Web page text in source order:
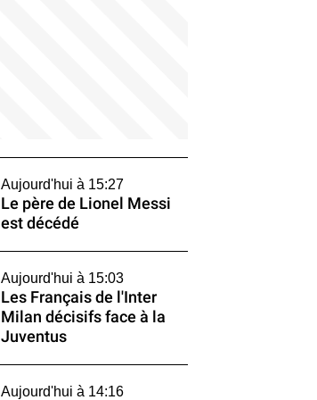
Aujourd'hui à 15:27
Le père de Lionel Messi
est décédé
Aujourd'hui à 15:03
Les Français de l'Inter
Milan décisifs face à la
Juventus
Aujourd'hui à 14:16